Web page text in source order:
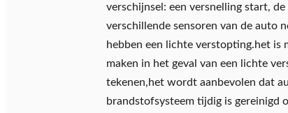
verschijnsel: een versnelling start,
verschillende sensoren van de auto
hebben een lichte verstopting.het is
maken in het geval van een lichte
tekenen,het wordt aanbevolen dat
brandstofsysteem tijdig is gereinigd